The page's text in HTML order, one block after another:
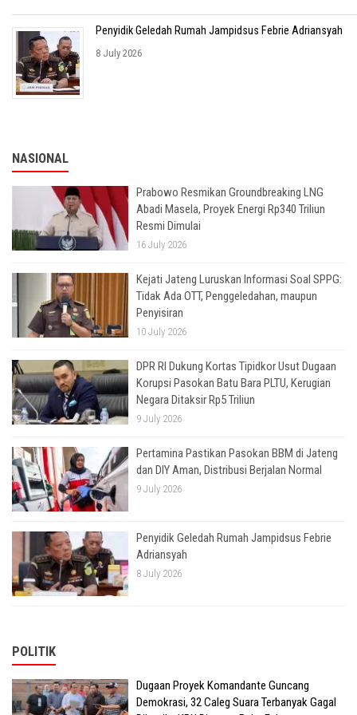
Penyidik Geledah Rumah Jampidsus Febrie Adriansyah
8 July 2026
NASIONAL
Prabowo Resmikan Groundbreaking LNG
Abadi Masela, Proyek Energi Rp340 Triliun
Resmi Dimulai
16 July 2026
Kejati Jateng Luruskan Informasi Soal SPPG:
Tidak Ada OTT, Penggeledahan, maupun
Penyisiran
10 July 2026
DPR RI Dukung Kortas Tipidkor Usut Dugaan
Korupsi Pasokan Batu Bara PLTU, Kerugian
Negara Ditaksir Rp5 Triliun
9 July 2026
Pertamina Pastikan Pasokan BBM di Jateng
dan DIY Aman, Distribusi Berjalan Normal
9 July 2026
Penyidik Geledah Rumah Jampidsus Febrie
Adriansyah
8 July 2026
POLITIK
Dugaan Proyek Komandante Guncang
Demokrasi, 32 Caleg Suara Terbanyak Gagal